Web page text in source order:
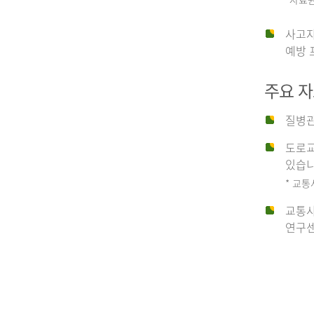
사
종
사고
예방
주요
질병
도로
있습
* 교통
교통
연구